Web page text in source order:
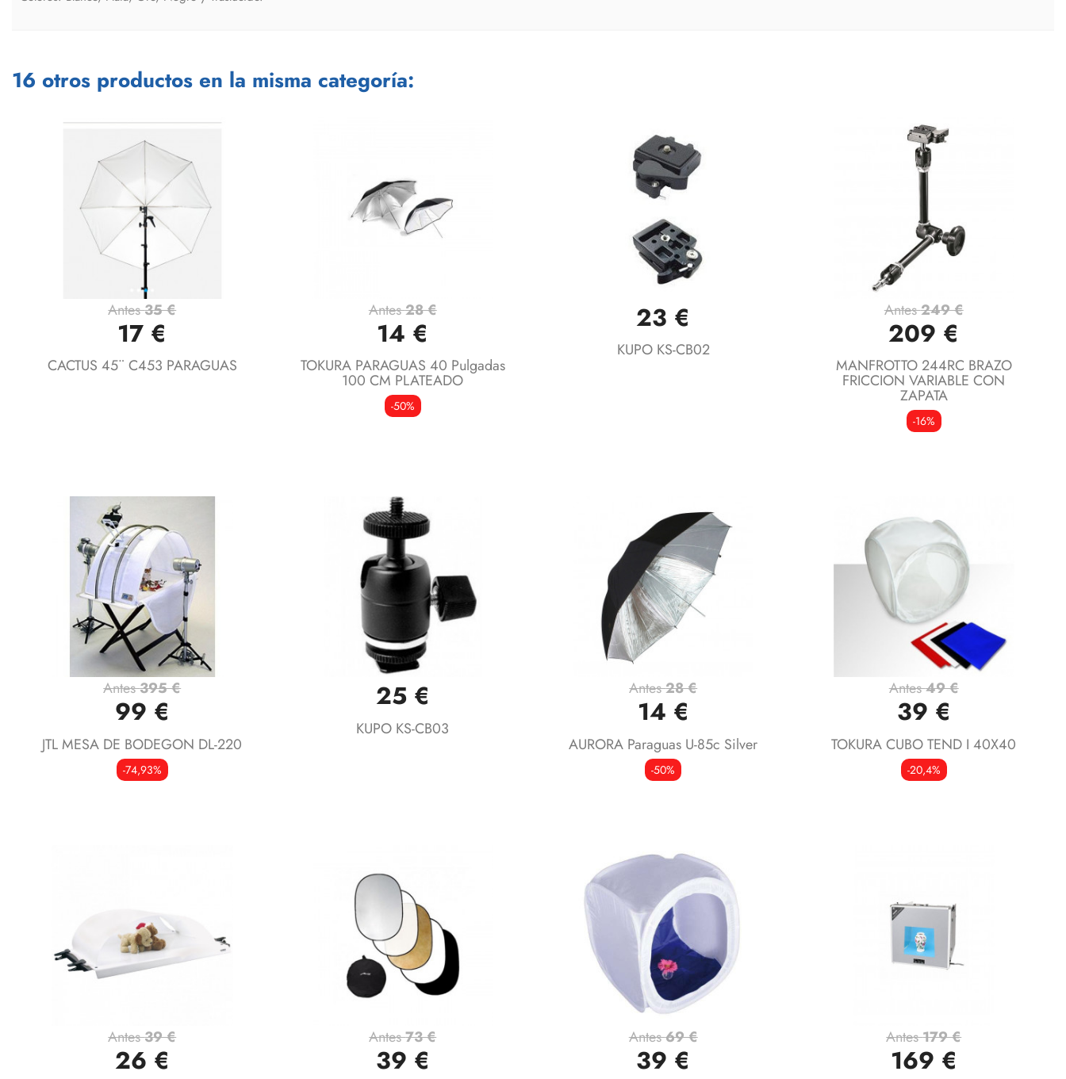
16 otros productos en la misma categoría:
Vista rápida
Antes35 €
17 €
CACTUS 45¨ C453 PARAGUAS
Vista rápida
Antes28 €
14 €
TOKURA PARAGUAS 40 Pulgadas
100 CM PLATEADO
-50%
Vista rápida
23 €
KUPO KS-CB02
Vista rápida
Antes249 €
209 €
MANFROTTO 244RC BRAZO
FRICCION VARIABLE CON
ZAPATA
-16%
Vista rápida
Antes395 €
99 €
JTL MESA DE BODEGON DL-220
-74,93%
Vista rápida
25 €
KUPO KS-CB03
Vista rápida
Antes28 €
14 €
AURORA Paraguas U-85c Silver
-50%
Vista rápida
Antes49 €
39 €
TOKURA CUBO TEND I 40X40
-20,4%
Vista rápida
Antes39 €
26 € Vista rápida
Antes73 €
39 € Vista rápida
Antes69 €
39 € Vista rápida
Antes179 €
169 €